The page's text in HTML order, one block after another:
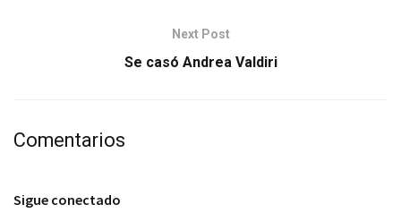
Next Post
Se casó Andrea Valdiri
Comentarios
Sigue conectado